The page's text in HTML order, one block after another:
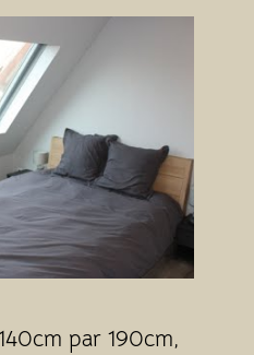
par 190cm,